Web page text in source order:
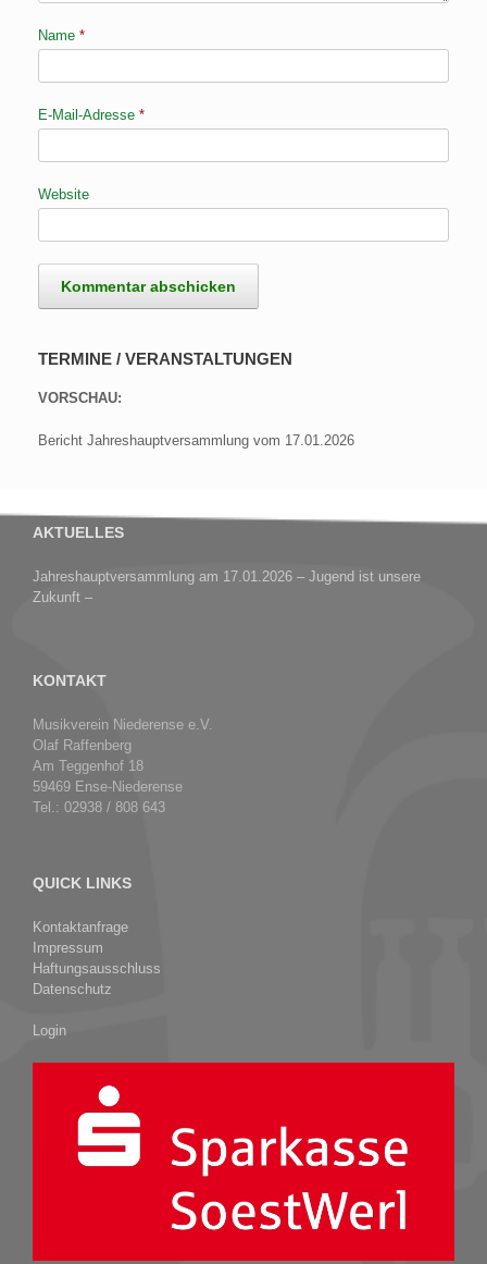
Name *
E-Mail-Adresse *
Website
TERMINE / VERANSTALTUNGEN
VORSCHAU:
Bericht Jahreshauptversammlung vom 17.01.2026
AKTUELLES
Jahreshauptversammlung am 17.01.2026 – Jugend ist unsere
Zukunft –
KONTAKT
Musikverein Niederense e.V.
Olaf Raffenberg
Am Teggenhof 18
59469 Ense-Niederense
Tel.: 02938 / 808 643
QUICK LINKS
Kontaktanfrage
Impressum
Haftungsausschluss
Datenschutz
Login